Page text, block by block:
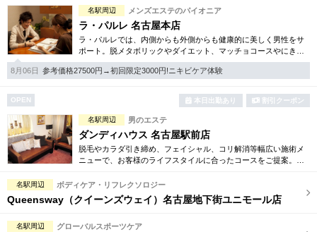
名駅周辺 メンズエステのパイオニア
ラ・パルレ 名古屋本店
ラ・パルレでは、内側からも外側からも健康的に美しく男性をサ
ポート。脱メタボリックやダイエット、マッチョコースやにきび
内外コース、アロマトリートメント等多彩なメニューをご用意。
お得な体験コースも多数！
8月06日 参考価格27500円→初回限定3000円!ニキビケア体験
OPEN 本日出勤あり 割引クーポン
名駅周辺 男のエステ
ダンディハウス 名古屋駅前店
脱毛やカラダ引き締め、フェイシャル、コリ解消等幅広い施術メ
ニューで、お客様のライフスタイルに合ったコースをご提案。各
の効果を実感しています。
名駅周辺 ボディケア・リフレクソロジー
Queensway（クイーンズウェイ）名古屋地下街ユニモール店
名駅周辺 グローバルスポーツケア